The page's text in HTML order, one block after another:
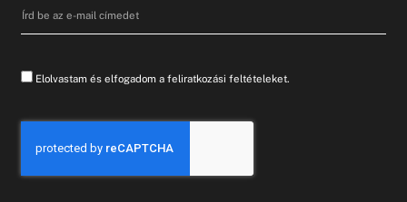
Elolvastam és elfogadom a feliratkozási feltételeket.